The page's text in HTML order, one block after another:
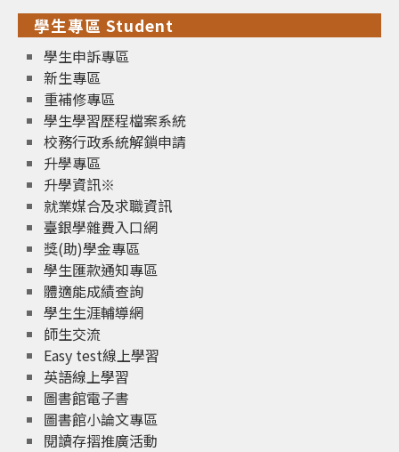
學生專區 Student
學生申訴專區
新生專區
重補修專區
學生學習歷程檔案系統
校務行政系統解鎖申請
升學專區
升學資訊※
就業媒合及求職資訊
臺銀學雜費入口網
獎(助)學金專區
學生匯款通知專區
體適能成績查詢
學生生涯輔導網
師生交流
Easy test線上學習
英語線上學習
圖書館電子書
圖書館小論文專區
閱讀存摺推廣活動